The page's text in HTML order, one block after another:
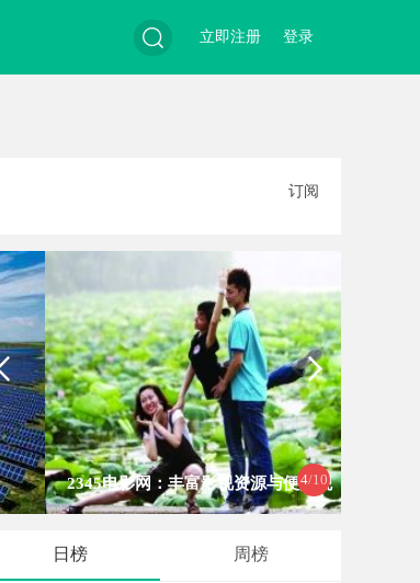
登录
立即注册
订阅
4/10
2345电影网：丰富影视资源与便捷观
日榜 周榜